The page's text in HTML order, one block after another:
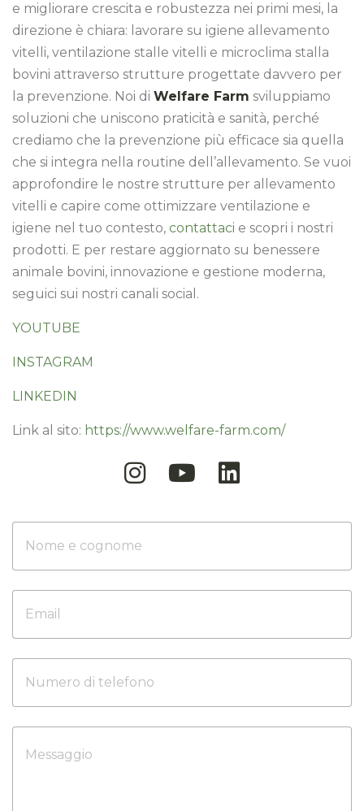
e migliorare crescita e robustezza nei primi mesi, la
direzione è chiara: lavorare su igiene allevamento
vitelli, ventilazione stalle vitelli e microclima stalla
bovini attraverso strutture progettate davvero per
la prevenzione. Noi di Welfare Farm sviluppiamo
soluzioni che uniscono praticità e sanità, perché
crediamo che la prevenzione più efficace sia quella
che si integra nella routine dell’allevamento. Se vuoi
approfondire le nostre strutture per allevamento
vitelli e capire come ottimizzare ventilazione e
igiene nel tuo contesto, contattaci e scopri i nostri
prodotti. E per restare aggiornato su benessere
animale bovini, innovazione e gestione moderna,
seguici sui nostri canali social.
YOUTUBE
INSTAGRAM
LINKEDIN
Link al sito: https://www.welfare-farm.com/